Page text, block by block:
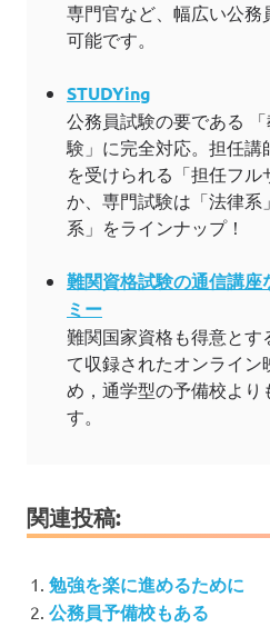
専門官など、幅広い公務
可能です。
STUDYing
公務員試験の要である
験」に完全対応。担任講
を受けられる「担任フ
か、専門試験は「法律系
系」をラインナップ！
難関資格試験の通信講
ミー
難関国家資格も得意とす
て収録されたオンライン
め，通学型の予備校より
す。
関連投稿:
勉強を楽に進めるために
公務員予備校もある